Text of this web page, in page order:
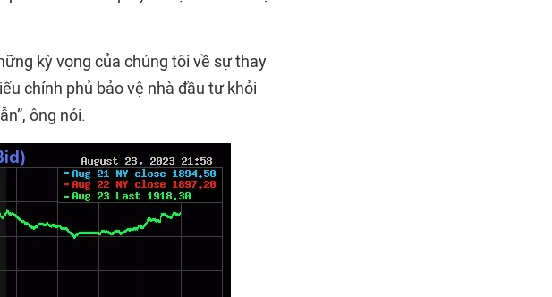
kỳ vọng của chúng tôi về sự thay
chính phủ bảo vệ nhà đầu tư khỏi
ông nói.